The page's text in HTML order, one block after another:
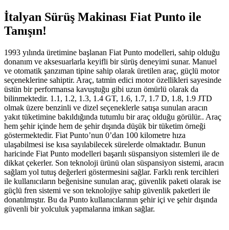
İtalyan Sürüş Makinası Fiat Punto ile
Tanışın!
1993 yılında üretimine başlanan Fiat Punto modelleri, sahip olduğu
donanım ve aksesuarlarla keyifli bir sürüş deneyimi sunar. Manuel
ve otomatik şanzıman tipine sahip olarak üretilen araç, güçlü motor
seçeneklerine sahiptir. Araç, tatmin edici motor özellikleri sayesinde
üstün bir performansa kavuştuğu gibi uzun ömürlü olarak da
bilinmektedir. 1.1, 1.2, 1.3, 1.4 GT, 1.6, 1.7, 1.7 D, 1.8, 1.9 JTD
olmak üzere benzinli ve dizel seçeneklerle satışa sunulan aracın
yakıt tüketimine bakıldığında tutumlu bir araç olduğu görülür.. Araç
hem şehir içinde hem de şehir dışında düşük bir tüketim örneği
göstermektedir. Fiat Punto’nun 0’dan 100 kilometre hıza
ulaşabilmesi ise kısa sayılabilecek sürelerde olmaktadır. Bunun
haricinde Fiat Punto modelleri başarılı süspansiyon sistemleri ile de
dikkat çekerler. Son teknoloji ürünü olan süspansiyon sistemi, aracın
sağlam yol tutuş değerleri göstermesini sağlar. Farklı renk tercihleri
ile kullanıcıların beğenisine sunulan araç, güvenlik paketi olarak ise
güçlü fren sistemi ve son teknolojiye sahip güvenlik paketleri ile
donatılmıştır. Bu da Punto kullanıcılarının şehir içi ve şehir dışında
güvenli bir yolculuk yapmalarına imkan sağlar.